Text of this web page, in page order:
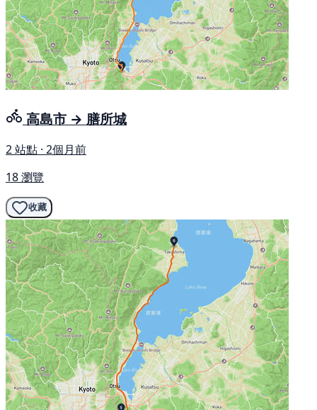
高島市 → 膳所城
2 站點 · 2個月前
18 瀏覽
收藏